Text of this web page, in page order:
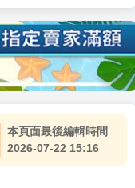
本頁面最後編輯時間
2026-07-22 15:16